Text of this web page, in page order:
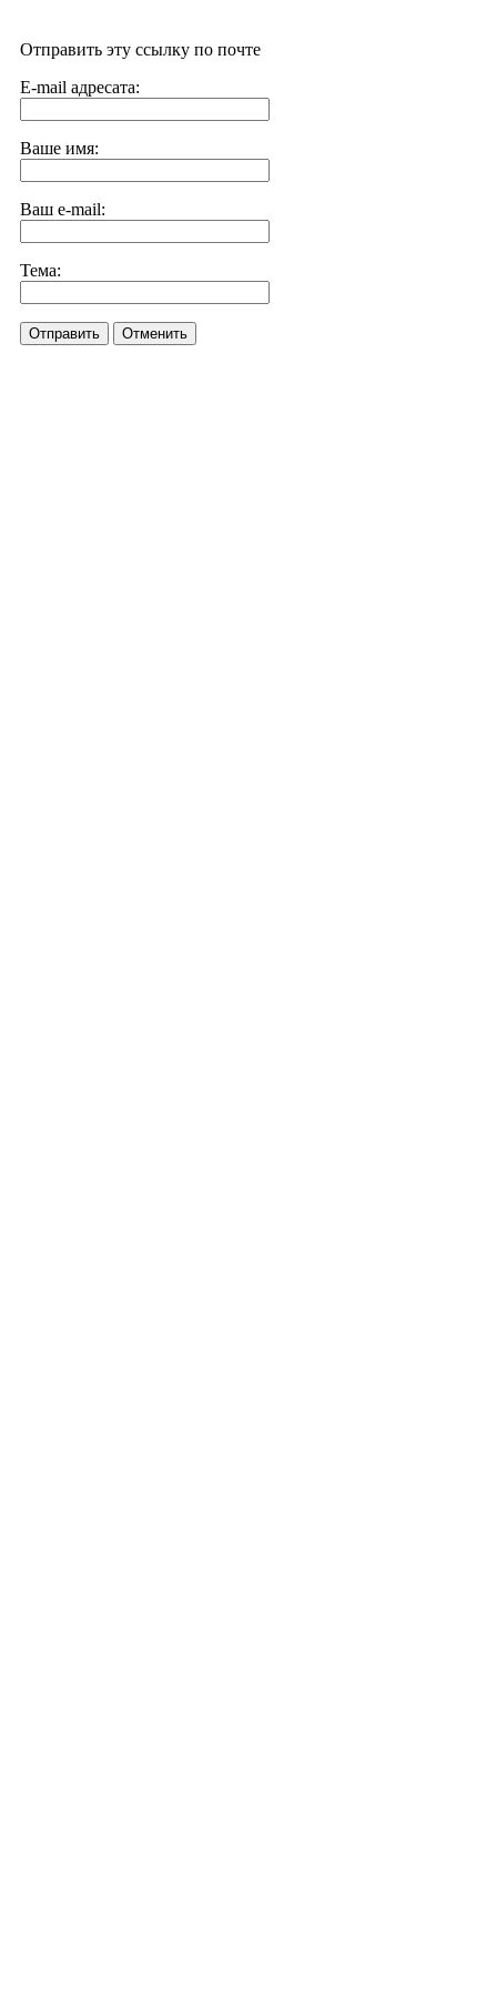
Отправить эту ссылку по почте
E-mail адресата:
Ваше имя:
Ваш e-mail:
Тема:
Отправить Отменить